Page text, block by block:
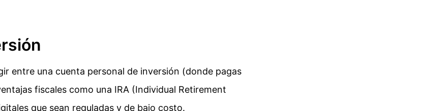
entre una cuenta personal de inversión (donde pagas
fiscales como una IRA (Individual Retirement
que sean reguladas y de bajo costo.